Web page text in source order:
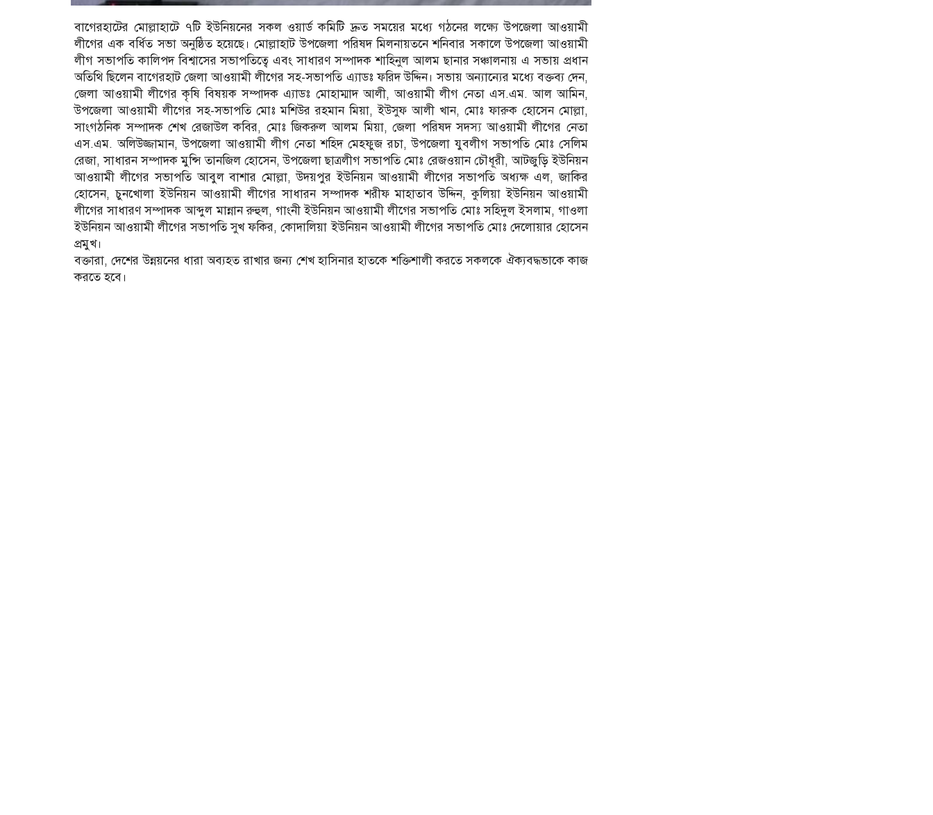
বাগেরহাটের মোল্লাহাটে ৭টি ইউনিয়নের সকল ওয়ার্ড কমিটি দ্রুত সময়ের মধ্যে গঠনের লক্ষ্যে উপজেলা আওয়ামী
লীগের এক বর্ধিত সভা অনুষ্ঠিত হয়েছে। মোল্লাহাট উপজেলা পরিষদ মিলনায়তনে শনিবার সকালে উপজেলা আওয়ামী
লীগ সভাপতি কালিপদ বিশ্বাসের সভাপতিত্বে এবং সাধারণ সম্পাদক শাহিনুল আলম ছানার সঞ্চালনায় এ সভায় প্রধান
অতিথি ছিলেন বাগেরহাট জেলা আওয়ামী লীগের সহ-সভাপতি এ্যাডঃ ফরিদ উদ্দিন। সভায় অন্যান্যের মধ্যে বক্তব্য দেন,
জেলা আওয়ামী লীগের কৃষি বিষয়ক সম্পাদক এ্যাডঃ মোহাম্মাদ আলী, আওয়ামী লীগ নেতা এস.এম. আল আমিন,
উপজেলা আওয়ামী লীগের সহ-সভাপতি মোঃ মশিউর রহমান মিয়া, ইউসুফ আলী খান, মোঃ ফারুক হোসেন মোল্লা,
সাংগঠনিক সম্পাদক শেখ রেজাউল কবির, মোঃ জিকরুল আলম মিয়া, জেলা পরিষদ সদস্য আওয়ামী লীগের নেতা
এস.এম. অলিউজ্জামান, উপজেলা আওয়ামী লীগ নেতা শহিদ মেহফুজ রচা, উপজেলা যুবলীগ সভাপতি মোঃ সেলিম
রেজা, সাধারন সম্পাদক মুন্সি তানজিল হোসেন, উপজেলা ছাত্রলীগ সভাপতি মোঃ রেজওয়ান চৌধূরী, আটজুড়ি ইউনিয়ন
আওয়ামী লীগের সভাপতি আবুল বাশার মোল্লা, উদয়পুর ইউনিয়ন আওয়ামী লীগের সভাপতি অধ্যক্ষ এল, জাকির
হোসেন, চুনখোলা ইউনিয়ন আওয়ামী লীগের সাধারন সম্পাদক শরীফ মাহাতাব উদ্দিন, কুলিয়া ইউনিয়ন আওয়ামী
লীগের সাধারণ সম্পাদক আব্দুল মান্নান রুহুল, গাংনী ইউনিয়ন আওয়ামী লীগের সভাপতি মোঃ সহিদুল ইসলাম, গাওলা
ইউনিয়ন আওয়ামী লীগের সভাপতি সুখ ফকির, কোদালিয়া ইউনিয়ন আওয়ামী লীগের সভাপতি মোঃ দেলোয়ার হোসেন
প্রমুখ।
বক্তারা, দেশের উন্নয়নের ধারা অব্যহত রাখার জন্য শেখ হাসিনার হাতকে শক্তিশালী করতে সকলকে ঐক্যবদ্ধভাকে কাজ
করতে হবে।